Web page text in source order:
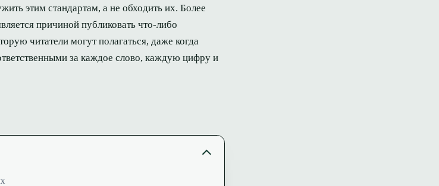
этим стандартам, а не обходить их. Более
причиной публиковать что-либо
читатели могут полагаться, даже когда
за каждое слово, каждую цифру и